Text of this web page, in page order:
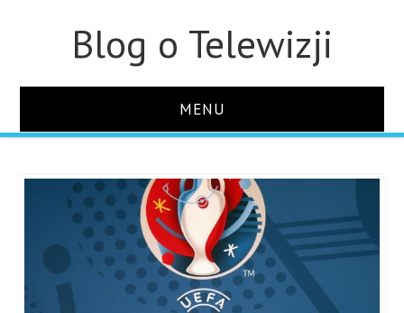
Blog o Telewizji
MENU
O STRONIE
KONTAKT